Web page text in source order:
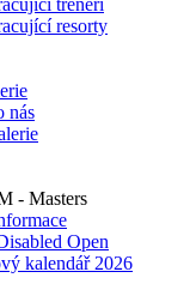
trenéři
resorty
nás
- Masters
Open
kalendář 2026